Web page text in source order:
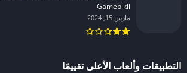
Gamebikii‏
مارس 15, 2024
التطبيقات وألعاب الأعلى تقييمًا